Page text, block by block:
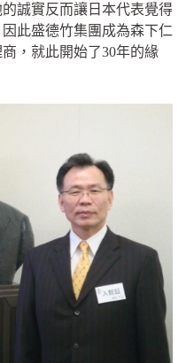
誠實反而讓日本代表覺得
此盛德竹集團成為森下仁
，就此開始了30年的緣